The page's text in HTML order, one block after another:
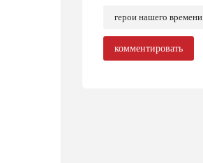
герои нашего времени
комментировать